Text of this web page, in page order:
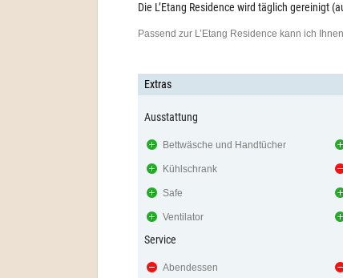
Die L’Etang Residence wird täglich gereinigt
Passend zur L’Etang Residence kann ich
Extras
Ausstattung
Bettwäsche und Handtücher
Kühlschrank
Safe
Ventilator
Service
Abendessen